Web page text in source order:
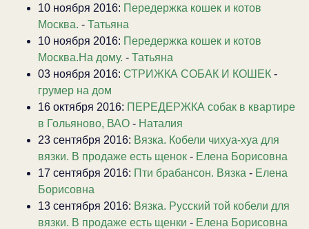
10 ноября 2016: Передержка кошек и котов
Москва. - Татьяна
10 ноября 2016: Передержка кошек и котов
Москва.На дому. - Татьяна
03 ноября 2016: СТРИЖКА СОБАК И КОШЕК -
грумер на дом
16 октября 2016: ПЕРЕДЕРЖКА собак в квартире
в Гольяново, ВАО - Наталия
23 сентября 2016: Вязка. Кобели чихуа-хуа для
вязки. В продаже есть щенок - Елена Борисовна
17 сентября 2016: Пти брабансон. Вязка - Елена
Борисовна
13 сентября 2016: Вязка. Русский той кобели для
вязки. В продаже есть щенки - Елена Борисовна